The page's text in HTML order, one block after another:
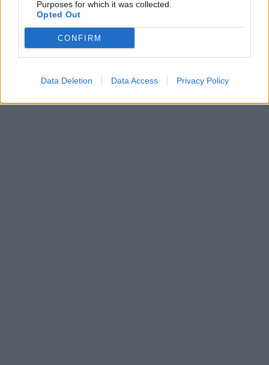
Purposes for which it was collected.
Opted Out
CONFIRM
Data Deletion Data Access Privacy Policy